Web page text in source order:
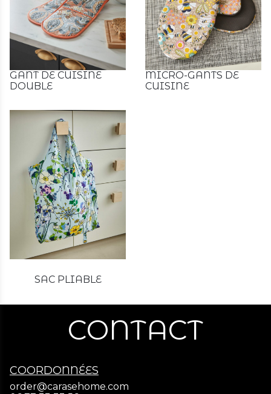
GANT DE CUISINE
DOUBLE
MICRO-GANTS DE
CUISINE
SAC PLIABLE
CONTACT
COORDONNÉES
order@carasehome.com